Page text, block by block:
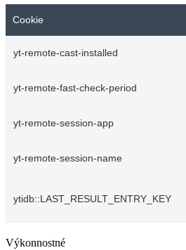
Cookie
yt-remote-cast-installed
yt-remote-fast-check-period
yt-remote-session-app
yt-remote-session-name
ytidb::LAST_RESULT_ENTRY_KEY
Výkonnostné